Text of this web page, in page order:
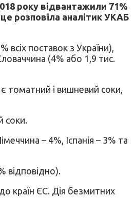
року відвантажили 71%
розповіла аналітик УКАБ
поставок з України),
(4% або 1,9 тис.
томатний і вишневий соки,
соки.
– 4%, Іспанія – 3% та
відповідно).
країн ЄС. Дія безмитних